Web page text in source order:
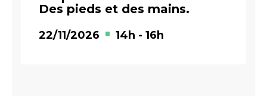
Des pieds et des mains.
22/11/2026 14h - 16h